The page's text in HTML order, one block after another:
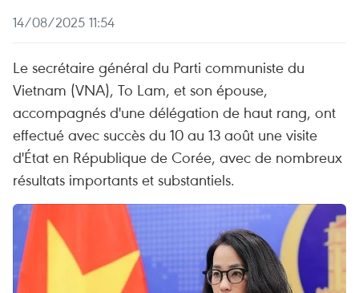
14/08/2025 11:54
Le secrétaire général du Parti communiste du
Vietnam (VNA), To Lam, et son épouse,
accompagnés d'une délégation de haut rang, ont
effectué avec succès du 10 au 13 août une visite
d'État en République de Corée, avec de nombreux
résultats importants et substantiels.